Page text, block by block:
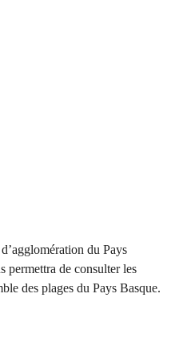
du Pays
permettra de consulter les
des plages du Pays Basque.